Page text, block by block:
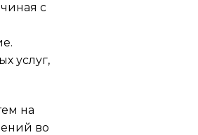
с
услуг,
на
во